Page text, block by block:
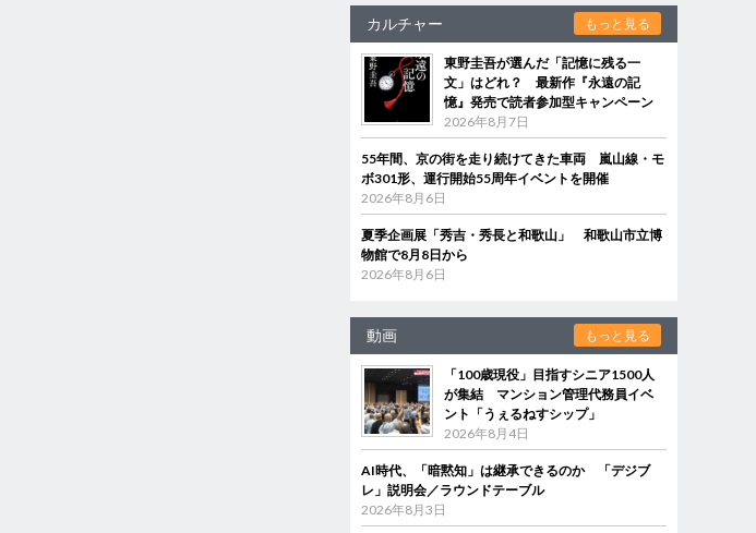
カルチャー もっと見る
東野圭吾が選んだ「記憶に残る一
文」はどれ？ 最新作『永遠の記
憶』発売で読者参加型キャンペーン
2026年8月7日
55年間、京の街を走り続けてきた車両 嵐山線・モ
ボ301形、運行開始55周年イベントを開催
2026年8月6日
夏季企画展「秀吉・秀長と和歌山」 和歌山市立博
物館で8月8日から
2026年8月6日
動画 もっと見る
「100歳現役」目指すシニア1500人
が集結 マンション管理代務員イベ
ント「うぇるねすシップ」
2026年8月4日
AI時代、「暗黙知」は継承できるのか 「デジブ
レ」説明会／ラウンドテーブル
2026年8月3日